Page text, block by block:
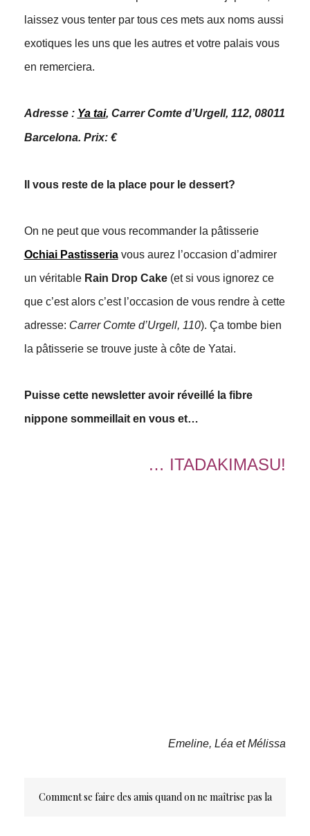
laissez vous tenter par tous ces mets aux noms aussi
exotiques les uns que les autres et votre palais vous
en remerciera.
Adresse : Ya tai, Carrer Comte d’Urgell, 112, 08011
Barcelona. Prix: €
Il vous reste de la place pour le dessert?
On ne peut que vous recommander la pâtisserie
Ochiai Pastisseriavous aurez l’occasion d’admirer
un véritable Rain Drop Cake(et si vous ignorez ce
que c’est alors c’est l’occasion de vous rendre à cette
adresse: Carrer Comte d’Urgell, 110). Ça tombe bien
la pâtisserie se trouve juste à côte de Yatai.
Puisse cette newsletter avoir réveillé la fibre
nippone sommeillait en vous et…
… ITADAKIMASU!
Emeline, Léa et Mélissa
Navigation
deComment se faire des amis quand on ne maîtrise pas la